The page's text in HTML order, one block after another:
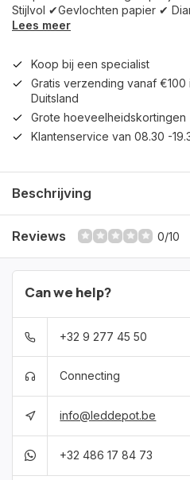
Stijlvol ✔Gevlochten papier ✔
Lees meer
Koop bij een specialist
Gratis verzending vanaf
Duitsland
Grote hoeveelheidskortingen
Klantenservice van 08.30 -
Beschrijving
Reviews 0/10
Can we help?
+32 9 277 45 50
Connecting
info@leddepot.be
+32 486 17 84 73